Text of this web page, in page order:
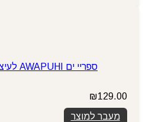
ספריי ים AWAPUHI לעיצוב השיער פול מיטשל
₪129.00
מעבר למוצר